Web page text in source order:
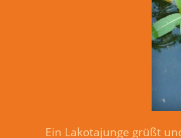
Ein Lakotajunge grüßt